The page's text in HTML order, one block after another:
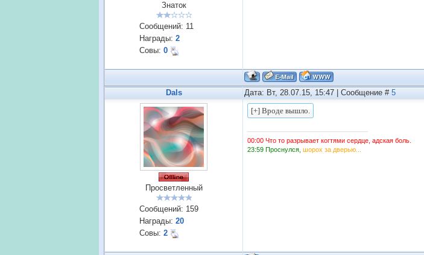
Знаток
Сообщений: 11
Награды: 2
Совы: 0
Dals Дата: Вт, 28.07.15, 15:47 | Сообщение # 5
Просветленный
Сообщений: 159
Награды: 20
Совы: 2
00:00 Что то разрывает когтями сердце, адская боль.
23:59 Проснулся, шорох за дверью...